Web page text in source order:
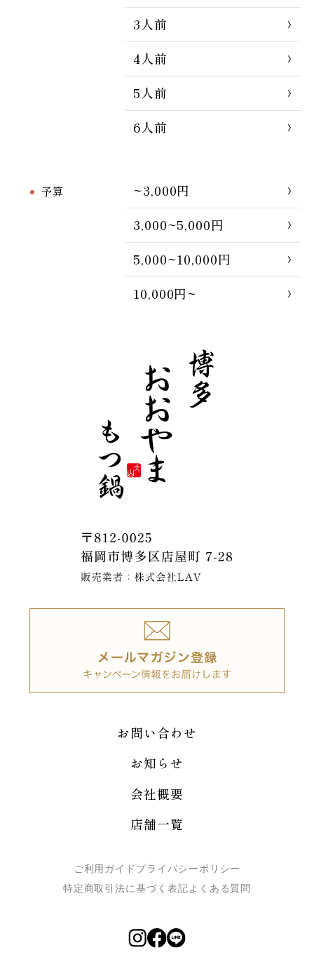
3人前
4人前
5人前
6人前
予算
~3,000円
3,000~5,000円
5,000~10,000円
10,000円~
お問い合わせ
お知らせ
会社概要
店舗一覧
ご利用ガイド プライバシーポリシー
特定商取引法に基づく表記よくある質問